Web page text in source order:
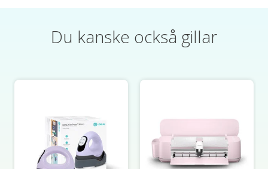
Du kanske också gillar